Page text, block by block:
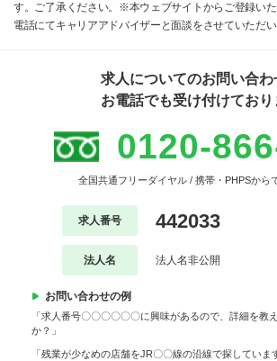
す。ご了承ください。※本ウェブサイトからご登録い
電話にてキャリアアドバイザーと面談をさせていただい
求人についてのお問い合わ
お電話でも受け付けており
0120-
全国共通フリーダイヤル / 携帯・PHPSから
求人番号 442033
法人名 法人名非公開
お問い合わせの例
「求人番号〇〇〇〇〇〇に興味があるので、詳細を教
か？」
「残業が少なめの店舗をJR〇〇線の沿線で探していま